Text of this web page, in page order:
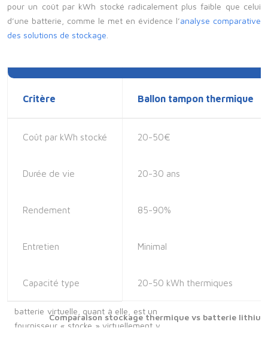
pour un coût par kWh stocké radicalement plus faible que celui
d’une batterie, comme le met en évidence l’analyse comparative
des solutions de stockage.
Comparaison stockage thermique vs batterie
Critère Ballon tampon thermique
Coût par kWh stocké 20-50€
Durée de vie 20-30 ans
Rendement 85-90%
Entretien Minimal
Capacité type 20-50 kWh thermiques